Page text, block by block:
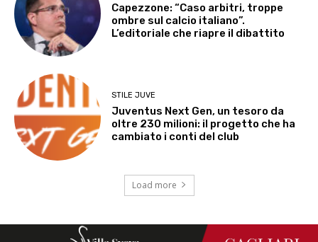
Capezzone: “Caso arbitri, troppe
ombre sul calcio italiano”.
L’editoriale che riapre il dibattito
STILE JUVE
Juventus Next Gen, un tesoro da
oltre 230 milioni: il progetto che ha
cambiato i conti del club
Load more